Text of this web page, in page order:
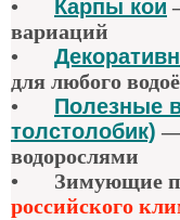
• Карпы кои
вариаций
•
для любого
•
Полезные
толстолобик)
водорослями
•
Зимующие
российского